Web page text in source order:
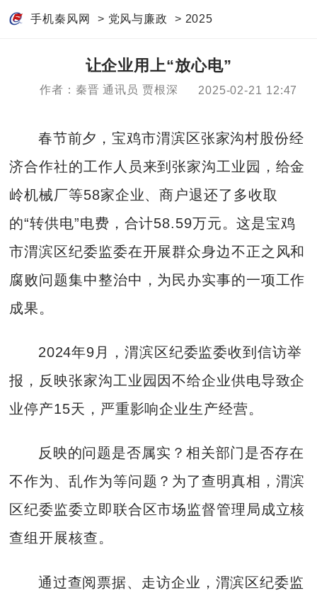
手机秦风网 > 党风与廉政 > 2025
让企业用上“放心电”
作者：秦晋 通讯员 贾根深 2025-02-21 12:47
春节前夕，宝鸡市渭滨区张家沟村股份经
济合作社的工作人员来到张家沟工业园，给金
岭机械厂等58家企业、商户退还了多收取
的“转供电”电费，合计58.59万元。这是宝鸡
市渭滨区纪委监委在开展群众身边不正之风和
腐败问题集中整治中，为民办实事的一项工作
成果。
2024年9月，渭滨区纪委监委收到信访举
报，反映张家沟工业园因不给企业供电导致企
业停产15天，严重影响企业生产经营。
反映的问题是否属实？相关部门是否存在
不作为、乱作为等问题？为了查明真相，渭滨
区纪委监委立即联合区市场监督管理局成立核
查组开展核查。
通过查阅票据、走访企业，渭滨区纪委监